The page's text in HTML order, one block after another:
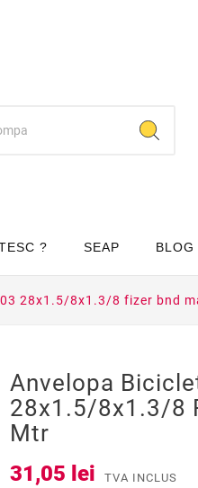
? SEAP BLOG
28x1.5/8x1.3/8 fizer bnd
Anvelopa
28x1.5/8x1.3/8
Mtr
31,05 lei TVA INCLUS